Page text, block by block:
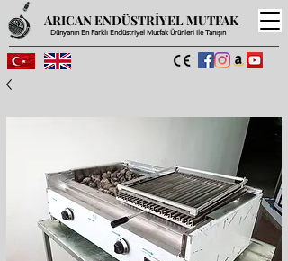
Dünyanın En Farklı Endüstriyel Mutfak Ürünleri ile Tanışın
ARICAN ENDÜSTRİYEL MUTFAK